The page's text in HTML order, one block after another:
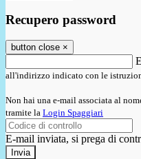
Recupero password
button close ×
all'indirizzo indicato con le
Non hai una e-mail associata al
tramite la Login Spaggiari
E-mail inviata, si prega di